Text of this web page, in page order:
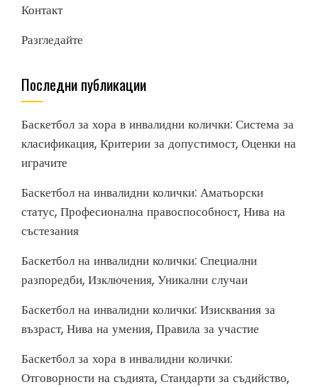
Контакт
Разгледайте
Последни публикации
Баскетбол за хора в инвалидни колички: Система за
класификация, Критерии за допустимост, Оценки на
играчите
Баскетбол на инвалидни колички: Аматьорски
статус, Професионална правоспособност, Нива на
състезания
Баскетбол на инвалидни колички: Специални
разпоредби, Изключения, Уникални случаи
Баскетбол на инвалидни колички: Изисквания за
възраст, Нива на умения, Правила за участие
Баскетбол за хора в инвалидни колички:
Отговорности на съдията, Стандарти за съдийство,